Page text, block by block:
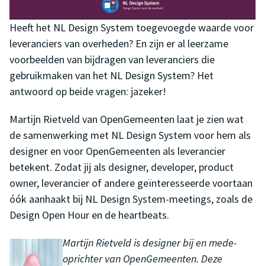
Heeft het NL Design System toegevoegde waarde voor
leveranciers van overheden? En zijn er al leerzame
voorbeelden van bijdragen van leveranciers die
gebruikmaken van het NL Design System? Het
antwoord op beide vragen: jazeker!
Martijn Rietveld van OpenGemeenten laat je zien wat
de samenwerking met NL Design System voor hem als
designer en voor OpenGemeenten als leverancier
betekent. Zodat jij als designer, developer, product
owner, leverancier of andere geïnteresseerde voortaan
óók aanhaakt bij NL Design System-meetings, zoals de
Design Open Hour en de heartbeats.
Martijn Rietveld is designer bij en mede-
oprichter van OpenGemeenten. Deze